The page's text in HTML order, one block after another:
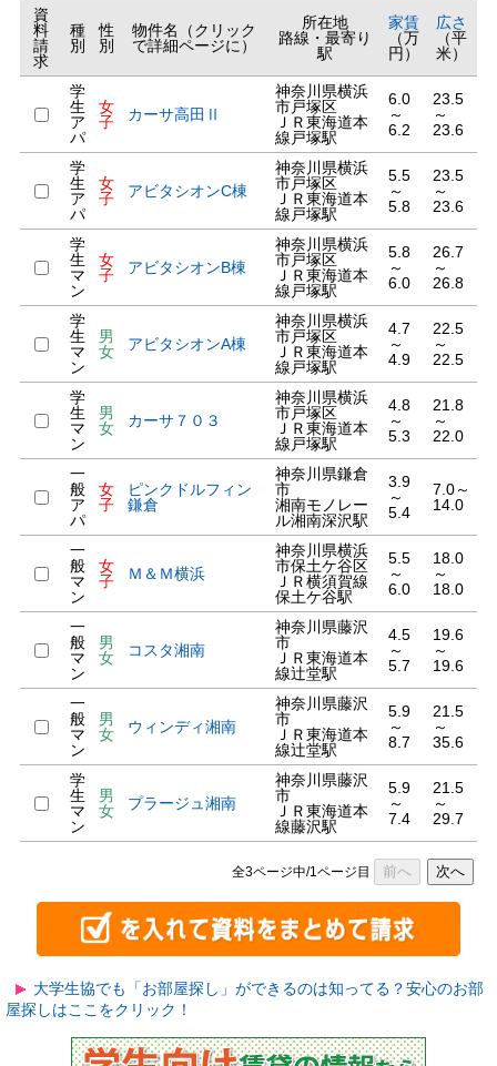
資
料
請
求
種
別
性
別
物件名（クリック
で詳細ページに）
所在地
路線・最寄り
駅
家賃
（万
円）
広さ
（平
米）
学
生
ア
パ
女
子
カーサ高田Ⅱ
神奈川県横浜
市戸塚区
ＪＲ東海道本
線戸塚駅
6.0
～
6.2
23.5
～
23.6
学
生
ア
パ
女
子
アビタシオンC棟
神奈川県横浜
市戸塚区
ＪＲ東海道本
線戸塚駅
5.5
～
5.8
23.5
～
23.6
学
生
マ
ン
女
子
アビタシオンB棟
神奈川県横浜
市戸塚区
ＪＲ東海道本
線戸塚駅
5.8
～
6.0
26.7
～
26.8
学
生
マ
ン
男
女
アビタシオンA棟
神奈川県横浜
市戸塚区
ＪＲ東海道本
線戸塚駅
4.7
～
4.9
22.5
～
22.5
学
生
マ
ン
男
女
カーサ７０３
神奈川県横浜
市戸塚区
ＪＲ東海道本
線戸塚駅
4.8
～
5.3
21.8
～
22.0
一
般
ア
パ
女
子
ピンクドルフィン
鎌倉
神奈川県鎌倉
市
湘南モノレー
ル湘南深沢駅
3.9
～
5.4
7.0～
14.0
一
般
マ
ン
女
子
Ｍ＆Ｍ横浜
神奈川県横浜
市保土ケ谷区
ＪＲ横須賀線
保土ケ谷駅
5.5
～
6.0
18.0
～
18.0
一
般
マ
ン
男
女
コスタ湘南
神奈川県藤沢
市
ＪＲ東海道本
線辻堂駅
4.5
～
5.7
19.6
～
19.6
一
般
マ
ン
男
女
ウィンディ湘南
神奈川県藤沢
市
ＪＲ東海道本
線辻堂駅
5.9
～
8.7
21.5
～
35.6
学
生
マ
ン
男
女
プラージュ湘南
神奈川県藤沢
市
ＪＲ東海道本
線藤沢駅
5.9
～
7.4
21.5
～
29.7
全3ページ中/1ページ目 前へ 次へ
大学生協でも「お部屋探し」ができるのは知ってる？安心のお部
屋探しはここをクリック！